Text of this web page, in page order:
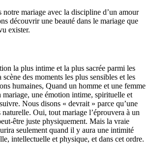
mariage avec la discipline d’un amour
découvrir une beauté dans le mariage que
exister.
la plus intime et la plus sacrée parmi les
des moments les plus sensibles et les
humaines, Quand un homme et une femme
mariage, une émotion intime, spirituelle et
Nous disons « devrait » parce qu’une
naturelle. Oui, tout mariage l’éprouvera à un
être juste physiquement. Mais la vraie
seulement quand il y aura une intimité
intellectuelle et physique, et dans cet ordre.